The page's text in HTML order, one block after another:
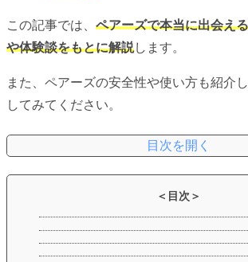
この記事では、 ペアーズで本当に出会え
や体験談をもとに解説します。
また、ペアーズの安全性や使い方も紹介
してみてください。